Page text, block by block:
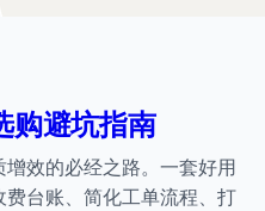
购避坑指南
效的必经之路。一套好用
台账、简化工单流程、打